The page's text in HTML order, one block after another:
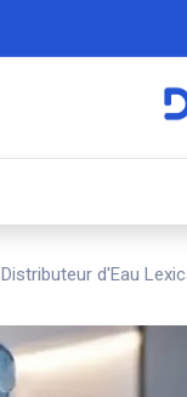
Distributeur d'Eau